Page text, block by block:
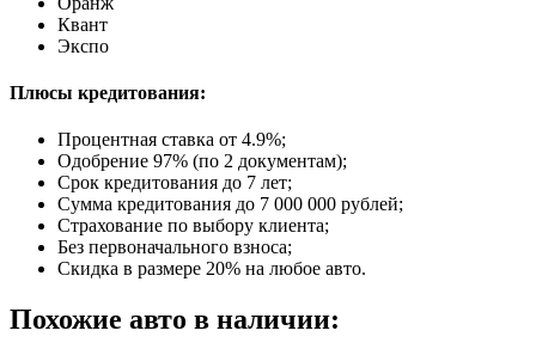
Квант
Экспо
Плюсы кредитования:
Процентная ставка от 4.9%;
Одобрение 97% (по 2 документам);
Срок кредитования до 7 лет;
Сумма кредитования до 7 000 000 рублей;
Страхование по выбору клиента;
Без первоначального взноса;
Скидка в размере 20% на любое авто.
Похожие авто в наличии: